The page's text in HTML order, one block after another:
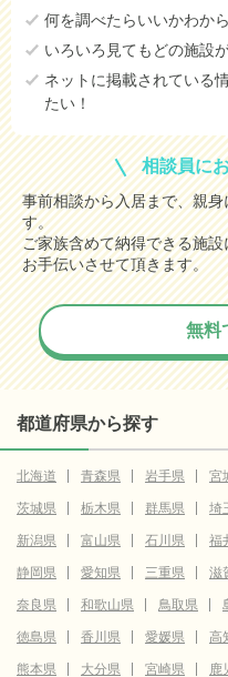
何を調べたらいいかわか
いろいろ見てもどの施設
ネットに掲載されている
たい！
相談員に
事前相談から入居まで、親
す。
ご家族含めて納得できる施
お手伝いさせて頂きます。
無料
都道府県から探す
北海道 青森県 岩手県 宮
茨城県
栃木県 群馬県 埼
新潟県
富山県 石川県 福
静岡県
愛知県 三重県 滋
奈良県
和歌山県 鳥取県
徳島県
香川県 愛媛県 高
熊本県
大分県 宮崎県 鹿